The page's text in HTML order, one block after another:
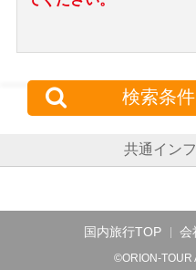
検索条
共通イン
国内旅行TOP 会
©ORION-TOUR